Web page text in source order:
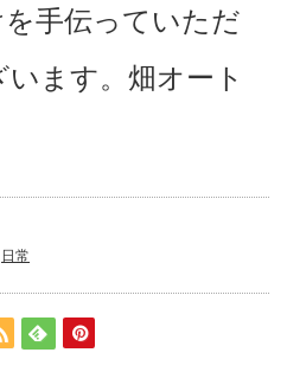
手伝っていただ
ます。畑オート
日常